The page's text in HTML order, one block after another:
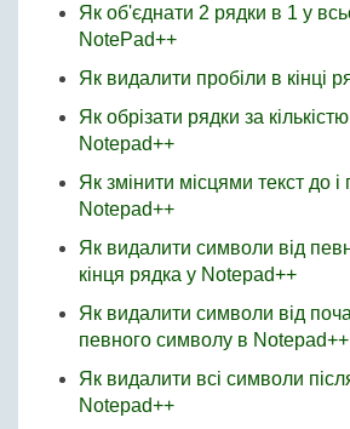
Як об'єднати 2 рядки в 1 у
NotePad++
Як видалити пробіли в кінці
Як обрізати рядки за
Notepad++
Як змінити місцями текст до
Notepad++
Як видалити символи від
кінця рядка у Notepad++
Як видалити символи від
певного символу в Notepad++
Як видалити всі символи
Notepad++